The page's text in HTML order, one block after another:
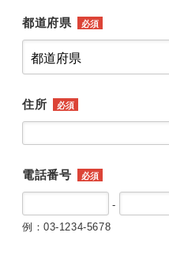
都道府県 必須
住所 必須
電話番号 必須
-
例：03-1234-5678